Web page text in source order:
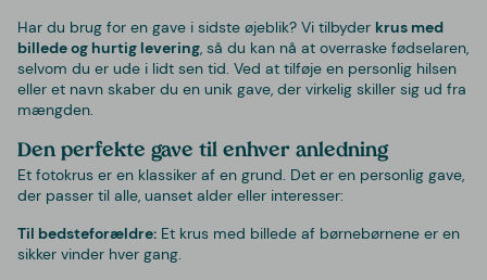
Har du brug for en gave i sidste øjeblik? Vi tilbyder krus med
billede og hurtig levering , så du kan nå at overraske fødselaren,
selvom du er ude i lidt sen tid. Ved at tilføje en personlig hilsen
eller et navn skaber du en unik gave, der virkelig skiller sig ud fra
mængden.
Den perfekte gave til enhver anledning
Et fotokrus er en klassiker af en grund. Det er en personlig gave,
der passer til alle, uanset alder eller interesser:
Til bedsteforældre: Et krus med billede af børnebørnene er en
sikker vinder hver gang.